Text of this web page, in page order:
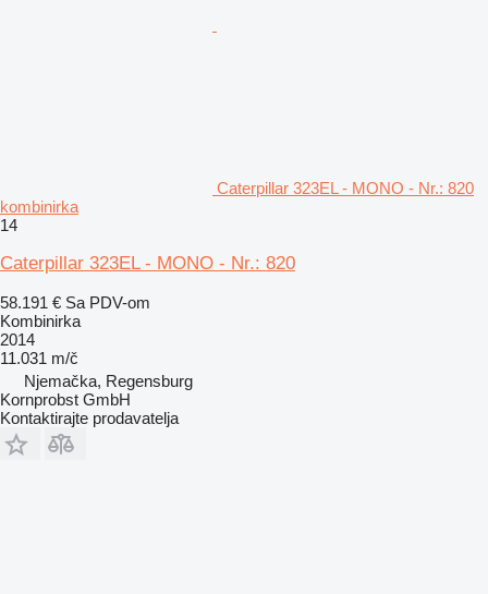
Caterpillar 323EL - MONO - Nr.: 820
kombinirka
14
Caterpillar 323EL - MONO - Nr.: 820
58.191 € Sa PDV-om
Kombinirka
2014
11.031 m/č
Njemačka, Regensburg
Kornprobst GmbH
Kontaktirajte prodavatelja